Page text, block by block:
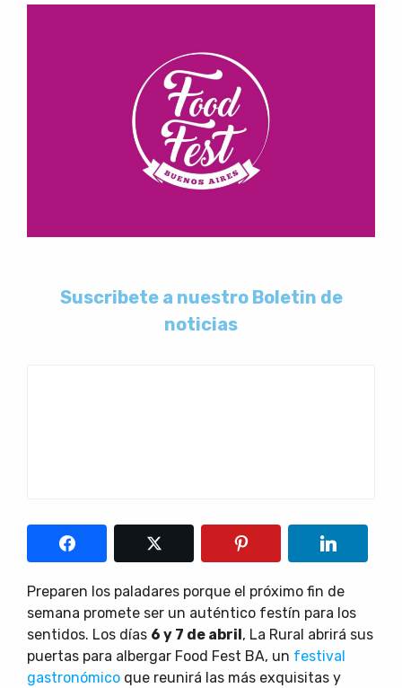
Suscribete a nuestro Boletin de
noticias
Preparen los paladares porque el próximo fin de
semana promete ser un auténtico festín para los
sentidos. Los días 6 y 7 de abril, La Rural abrirá sus
puertas para albergar Food Fest BA, un festival
gastronómico que reunirá las más exquisitas y